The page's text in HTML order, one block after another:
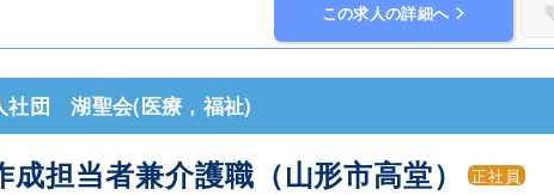
この求人の詳細へ
社団 湖聖会(医療，福祉)
成担当者兼介護職（山形市高堂） 正社員